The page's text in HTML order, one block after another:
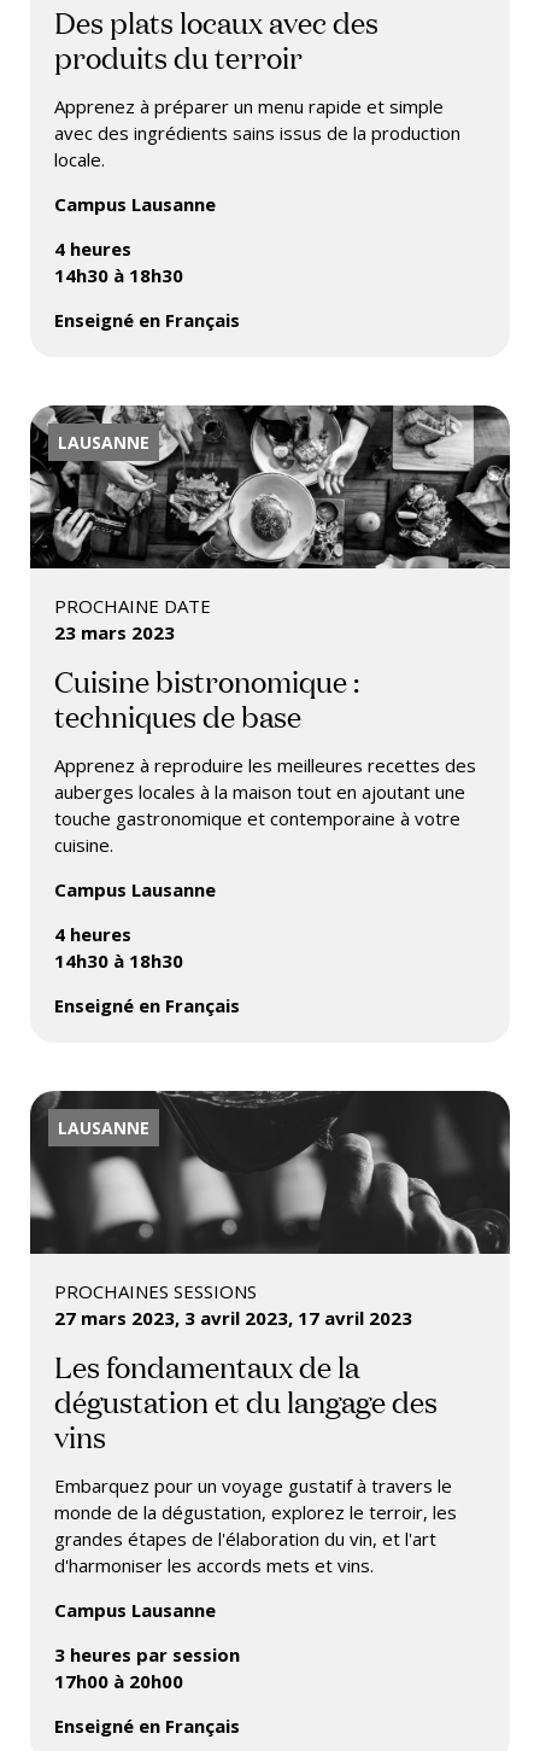
LAUSANNE
PROCHAINES SESSIONS
27 mars 2023, 3 avril 2023, 17 avril 2023
Les fondamentaux de la
dégustation et du langage des
vins
Embarquez pour un voyage gustatif à travers le
monde de la dégustation, explorez le terroir, les
grandes étapes de l'élaboration du vin, et l'art
d'harmoniser les accords mets et vins.
Campus Lausanne
3 heures par session
17h00 à 20h00
Enseigné en Français
Des plats locaux avec des
produits du terroir
Apprenez à préparer un menu rapide et simple
avec des ingrédients sains issus de la production
locale.
Campus Lausanne
4 heures
14h30 à 18h30
Enseigné en Français
LAUSANNE
PROCHAINE DATE
23 mars 2023
Cuisine bistronomique :
techniques de base
Apprenez à reproduire les meilleures recettes des
auberges locales à la maison tout en ajoutant une
touche gastronomique et contemporaine à votre
cuisine.
Campus Lausanne
4 heures
14h30 à 18h30
Enseigné en Français